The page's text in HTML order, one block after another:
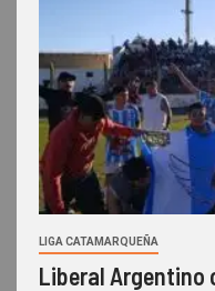
LIGA CATAMARQUEÑA
Liberal